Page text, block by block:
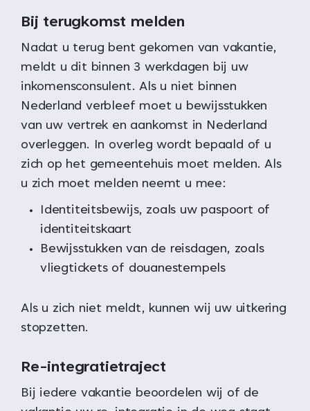
Bij terugkomst melden
Nadat u terug bent gekomen van vakantie,
meldt u dit binnen 3 werkdagen bij uw
inkomensconsulent. Als u niet binnen
Nederland verbleef moet u bewijsstukken
van uw vertrek en aankomst in Nederland
overleggen. In overleg wordt bepaald of u
zich op het gemeentehuis moet melden. Als
u zich moet melden neemt u mee:
Identiteitsbewijs, zoals uw paspoort of
identiteitskaart
Bewijsstukken van de reisdagen, zoals
vliegtickets of douanestempels
Als u zich niet meldt, kunnen wij uw uitkering
stopzetten.
Re-integratietraject
Bij iedere vakantie beoordelen wij of de